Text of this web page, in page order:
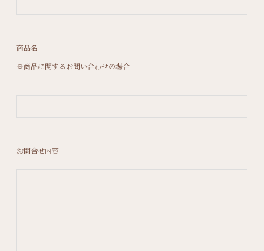
商品名
※商品に関するお問い合わせの場合
お問合せ内容